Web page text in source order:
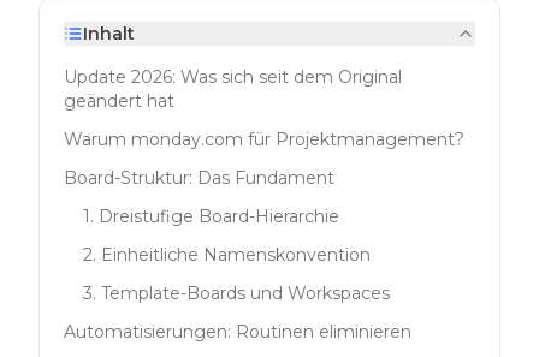
Inhalt
Update 2026: Was sich seit dem Original
geändert hat
Warum monday.com für Projektmanagement?
Board-Struktur: Das Fundament
1. Dreistufige Board-Hierarchie
2. Einheitliche Namenskonvention
3. Template-Boards und Workspaces
Automatisierungen: Routinen eliminieren